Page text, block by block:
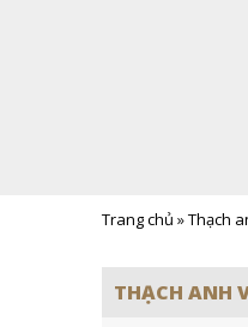
Trang chủ »Thạch
THẠCH ANH